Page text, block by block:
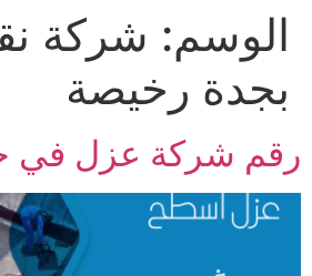
Skipالوسم: شركة
بجدة رخيصة
رقم شركة عزل في